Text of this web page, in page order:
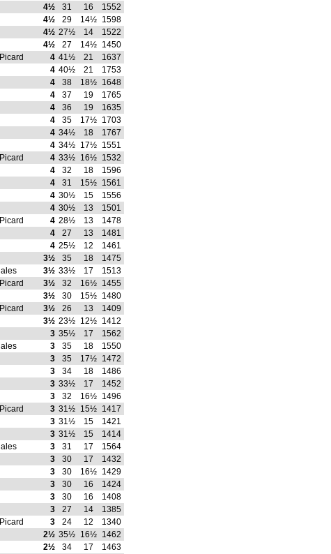
4½ 31 16
1552
4½ 29 14½
1598
4½ 27½ 14
1522
4½ 27 14½
1450
4 41½ 21
1637
4 40½ 21
1753
4 38 18½
1648
4 37 19
1765
4 36 19
1635
4 35 17½
1703
4 34½ 18
1767
4 34½ 17½
1551
4 33½ 16½
1532
4 32 18
1596
4 31 15½
1561
4 30½ 15
1556
4 30½ 13
1501
4 28½ 13
1478
4 27 13
1481
4 25½ 12
1461
3½ 35 18
1475
3½ 33½ 17
1513
3½ 32 16½
1455
3½ 30 15½
1480
3½ 26 13
1409
3½ 23½ 12½
1412
3 35½ 17
1562
3 35 18
1550
3 35 17½
1472
3 34 18
1486
3 33½ 17
1452
3 32 16½
1496
3 31½ 15½
1417
3 31½ 15
1421
3 31½ 15
1414
3 31 17
1564
3 30 17
1432
3 30 16½
1429
3 30 16
1424
3 30 16
1408
3 27 14
1385
3 24 12
1340
2½ 35½ 16½
1462
2½ 34 17
1463